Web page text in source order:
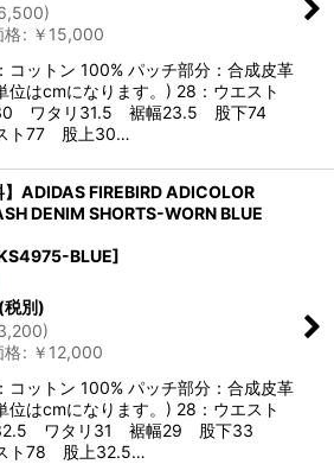
)
格: ￥ 15,000
コットン 100% パッチ部分：合成皮革
位はcmになります。) 28：ウエスト
ワタリ31.5 裾幅23.5 股下74
ト77 股上30…
】ADIDAS FIREBIRD ADICOLOR
DENIM SHORTS-WORN BLUE
BLUE]
(税別)
)
格: ￥ 12,000
コットン 100% パッチ部分：合成皮革
位はcmになります。) 28：ウエスト
ワタリ31 裾幅29 股下33
ト78 股上32.5…